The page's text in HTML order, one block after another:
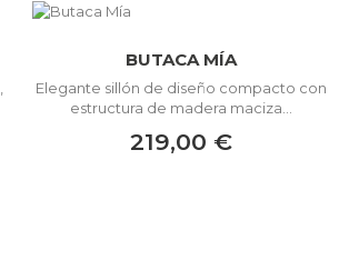
BUTACA MÍA
Elegante sillón de diseño compacto con
estructura de madera maciza...
219,00 €